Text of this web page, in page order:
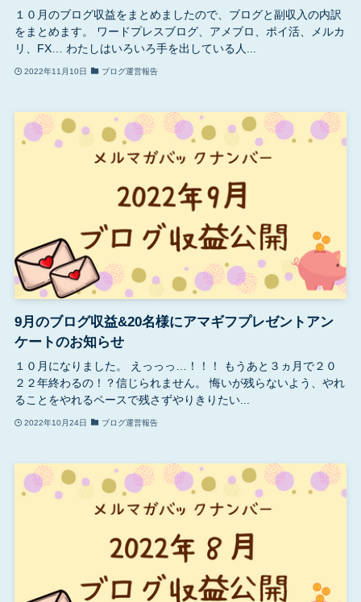
１０月のブログ収益をまとめましたので、ブログと副収入の内訳
をまとめます。 ワードプレスブログ、アメブロ、ポイ活、メルカ
リ、FX… わたしはいろいろ手を出している人...
2022年11月10日 ブログ運営報告
9月のブログ収益&20名様にアマギフプレゼントアン
ケートのお知らせ
１０月になりました。 えっっっ…！！！ もうあと３ヵ月で２０
２２年終わるの！？信じられません。 悔いが残らないよう、やれ
ることをやれるペースで残さずやりきりたい...
2022年10月24日 ブログ運営報告